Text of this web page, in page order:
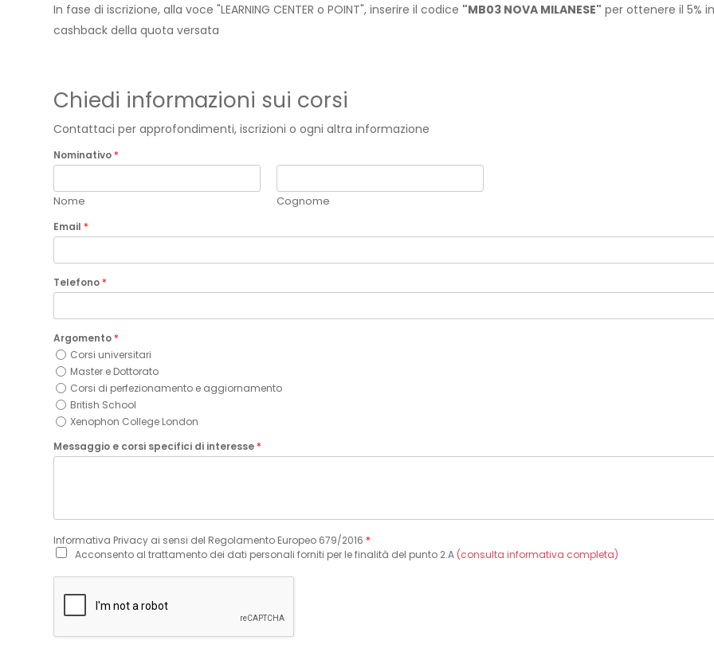
In fase di iscrizione, alla voce "LEARNING CENTER o POINT", inserire il codice "MB03 NOVA MILANESE" per ottenere il 5% in
cashback della quota versata
Chiedi informazioni sui corsi
Contattaci per approfondimenti, iscrizioni o ogni altra informazione
Nominativo *
Nome Cognome
Email *
Telefono *
Argomento *
Corsi universitari
Master e Dottorato
Corsi di perfezionamento e aggiornamento
British School
Xenophon College London
Messaggio e corsi specifici di interesse *
Informativa Privacy ai sensi del Regolamento Europeo 679/2016 *
Acconsento al trattamento dei dati personali forniti per le finalità del punto 2.A (consulta informativa completa)